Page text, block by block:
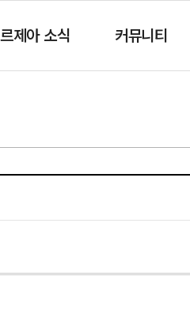
제아 소식 커뮤니티